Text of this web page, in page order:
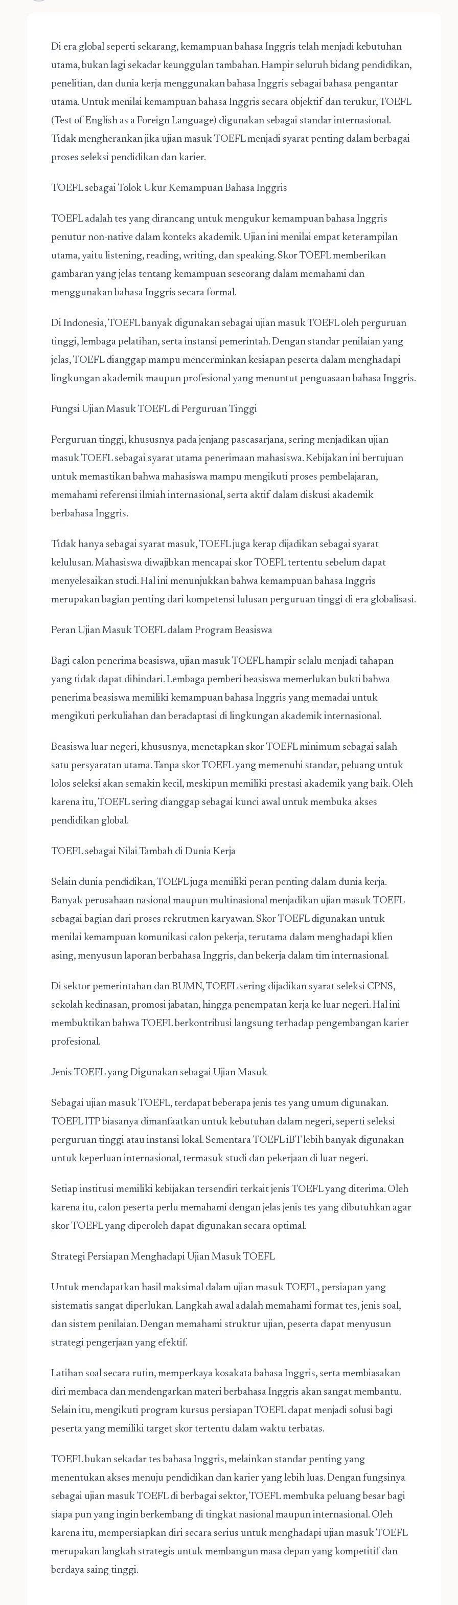
Di era global seperti sekarang, kemampuan bahasa Inggris telah menjadi kebutuhan
utama, bukan lagi sekadar keunggulan tambahan. Hampir seluruh bidang pendidikan,
penelitian, dan dunia kerja menggunakan bahasa Inggris sebagai bahasa pengantar
utama. Untuk menilai kemampuan bahasa Inggris secara objektif dan terukur, TOEFL
(Test of English as a Foreign Language) digunakan sebagai standar internasional.
Tidak mengherankan jika ujian masuk TOEFLmenjadi syarat penting dalam berbagai
proses seleksi pendidikan dan karier.
TOEFL sebagai Tolok Ukur Kemampuan Bahasa Inggris
TOEFL adalah tes yang dirancang untuk mengukur kemampuan bahasa Inggris
penutur non-native dalam konteks akademik. Ujian ini menilai empat keterampilan
utama, yaitu listening, reading, writing, dan speaking. Skor TOEFL memberikan
gambaran yang jelas tentang kemampuan seseorang dalam memahami dan
menggunakan bahasa Inggris secara formal.
Di Indonesia, TOEFL banyak digunakan sebagai ujian masuk TOEFL oleh perguruan
tinggi, lembaga pelatihan, serta instansi pemerintah. Dengan standar penilaian yang
jelas, TOEFL dianggap mampu mencerminkan kesiapan peserta dalam menghadapi
lingkungan akademik maupun profesional yang menuntut penguasaan bahasa Inggris.
Fungsi Ujian Masuk TOEFL di Perguruan Tinggi
Perguruan tinggi, khususnya pada jenjang pascasarjana, sering menjadikan ujian
masuk TOEFLsebagai syarat utama penerimaan mahasiswa. Kebijakan ini bertujuan
untuk memastikan bahwa mahasiswa mampu mengikuti proses pembelajaran,
memahami referensi ilmiah internasional, serta aktif dalam diskusi akademik
berbahasa Inggris.
Tidak hanya sebagai syarat masuk, TOEFL juga kerap dijadikan sebagai syarat
kelulusan. Mahasiswa diwajibkan mencapai skor TOEFL tertentu sebelum dapat
menyelesaikan studi. Hal ini menunjukkan bahwa kemampuan bahasa Inggris
merupakan bagian penting dari kompetensi lulusan perguruan tinggi di era globalisasi.
Peran Ujian Masuk TOEFL dalam Program Beasiswa
Bagi calon penerima beasiswa, ujian masuk TOEFL hampir selalu menjadi tahapan
yang tidak dapat dihindari. Lembaga pemberi beasiswa memerlukan bukti bahwa
penerima beasiswa memiliki kemampuan bahasa Inggris yang memadai untuk
mengikuti perkuliahan dan beradaptasi di lingkungan akademik internasional.
Beasiswa luar negeri, khususnya, menetapkan skor TOEFL minimum sebagai salah
satu persyaratan utama. Tanpa skor TOEFL yang memenuhi standar, peluang untuk
lolos seleksi akan semakin kecil, meskipun memiliki prestasi akademik yang baik. Oleh
karena itu, TOEFL sering dianggap sebagai kunci awal untuk membuka akses
pendidikan global.
TOEFL sebagai Nilai Tambah di Dunia Kerja
Selain dunia pendidikan, TOEFL juga memiliki peran penting dalam dunia kerja.
Banyak perusahaan nasional maupun multinasional menjadikan ujian masuk TOEFL
sebagai bagian dari proses rekrutmen karyawan. Skor TOEFL digunakan untuk
menilai kemampuan komunikasi calon pekerja, terutama dalam menghadapi klien
asing, menyusun laporan berbahasa Inggris, dan bekerja dalam tim internasional.
Di sektor pemerintahan dan BUMN, TOEFL sering dijadikan syarat seleksi CPNS,
sekolah kedinasan, promosi jabatan, hingga penempatan kerja ke luar negeri. Hal ini
membuktikan bahwa TOEFL berkontribusi langsung terhadap pengembangan karier
profesional.
Jenis TOEFL yang Digunakan sebagai Ujian Masuk
Sebagai ujian masuk TOEFL, terdapat beberapa jenis tes yang umum digunakan.
TOEFL ITP biasanya dimanfaatkan untuk kebutuhan dalam negeri, seperti seleksi
perguruan tinggi atau instansi lokal. Sementara TOEFL iBT lebih banyak digunakan
untuk keperluan internasional, termasuk studi dan pekerjaan di luar negeri.
Setiap institusi memiliki kebijakan tersendiri terkait jenis TOEFL yang diterima. Oleh
karena itu, calon peserta perlu memahami dengan jelas jenis tes yang dibutuhkan agar
skor TOEFL yang diperoleh dapat digunakan secara optimal.
Strategi Persiapan Menghadapi Ujian Masuk TOEFL
Untuk mendapatkan hasil maksimal dalam ujian masuk TOEFL, persiapan yang
sistematis sangat diperlukan. Langkah awal adalah memahami format tes, jenis soal,
dan sistem penilaian. Dengan memahami struktur ujian, peserta dapat menyusun
strategi pengerjaan yang efektif.
Latihan soal secara rutin, memperkaya kosakata bahasa Inggris, serta membiasakan
diri membaca dan mendengarkan materi berbahasa Inggris akan sangat membantu.
Selain itu, mengikuti program kursus persiapan TOEFL dapat menjadi solusi bagi
peserta yang memiliki target skor tertentu dalam waktu terbatas.
TOEFL bukan sekadar tes bahasa Inggris, melainkan standar penting yang
menentukan akses menuju pendidikan dan karier yang lebih luas. Dengan fungsinya
sebagai ujian masuk TOEFL di berbagai sektor, TOEFL membuka peluang besar bagi
siapa pun yang ingin berkembang di tingkat nasional maupun internasional. Oleh
karena itu, mempersiapkan diri secara serius untuk menghadapi ujian masuk TOEFL
merupakan langkah strategis untuk membangun masa depan yang kompetitif dan
berdaya saing tinggi.